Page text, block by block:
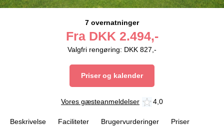
7 overnatninger
Fra DKK 2.494,-
Valgfri rengøring: DKK 827,-
Priser og kalender
Vores gæsteanmeldelser 4,0
Beskrivelse Faciliteter Brugervurderinger
Priser